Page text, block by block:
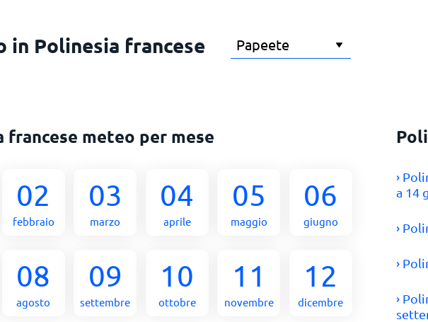
in Polinesia francese
francese meteo per mese
02
febbraio
03
marzo
04
aprile
05
maggio
06
giugno
08
agosto
09
settembre
10
ottobre
11
novembre
12
dicembre
›
a 14
›
›
›